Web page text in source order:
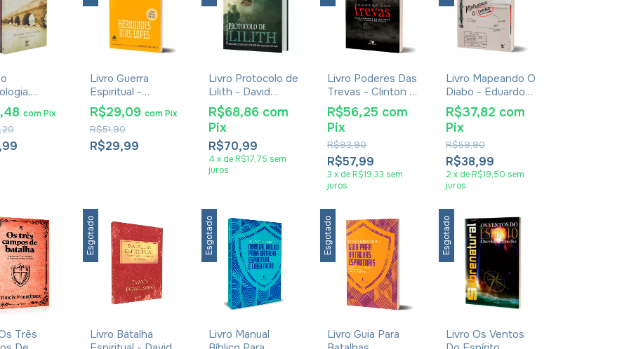
E
Espiritual 6
comPix
Livro Guerra
Espiritual -
Hernandes Dias
Lopes
R$29,99
R$51,90
R$29,09 comPix
Livro Protocolo de
Lilith - David
Rebollo
R$70,99
R$68,86 com
Pix
4 x de R$17,75 sem
juros
Livro Poderes Das
Trevas - Clinton E.
Arnold
R$57,99
R$93,90
R$56,25 com
Pix
3 x de R$19,33 sem
juros
Livro Mapeando O
Diabo - Eduardo
Reis
R$38,99
R$59,90
R$37,82 com
Pix
2 x de R$19,50 sem
juros
Três
Esgotado
Livro Batalha
Esgotado
Livro Manual
Esgotado
Livro Guia Para
Esgotado
Livro Os Ventos